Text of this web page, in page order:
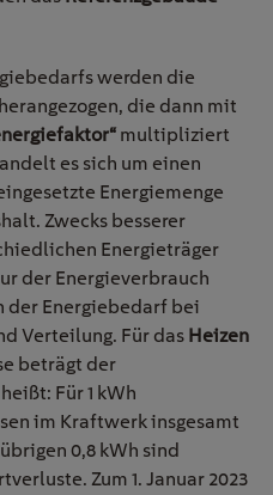
werden die
die dann mit
multipliziert
es sich um einen
Energiemenge
Zwecks besserer
Energieträger
der Energieverbrauch
der Energiebedarf bei
Verteilung. Für das Heizen
beträgt der
Für 1 kWh
im Kraftwerk insgesamt
0,8 kWh sind
Zum 1. Januar 2023